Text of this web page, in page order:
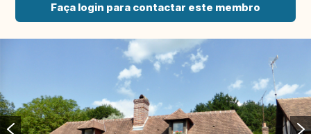
Faça login para contactar este membro